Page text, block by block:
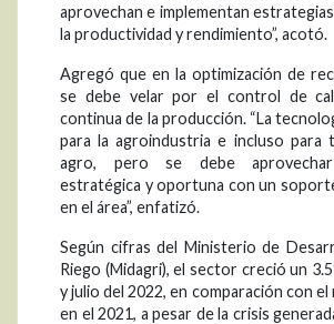
aprovechan e implementan
la productividad y rendimiento”, acotó.
Agregó que en la optimización de
se debe velar por el control de
continua de la producción. “La
para la agroindustria e incluso
agro, pero se debe
estratégica y oportuna con un
en el área”, enfatizó.
Según cifras del Ministerio de
Riego (Midagri), el sector creció un
y julio del 2022, en comparación con
en el 2021, a pesar de la crisis